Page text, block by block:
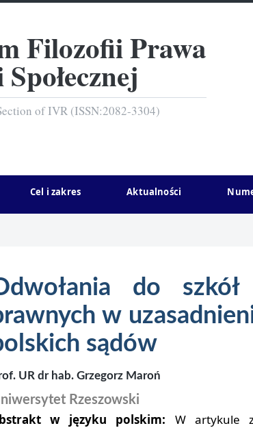
Filozofii Prawa
of IVR (ISSN:2082-3304)
Cel i zakres Aktualności
do
w
sądów
UR dr hab. Grzegorz Maroń
Rzeszowski
w języku polskim: W artykule